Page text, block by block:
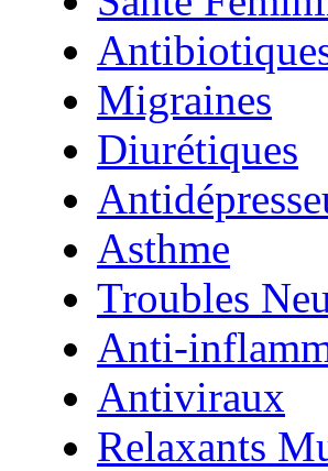
Migraines
Diurétiques
Asthme
Troubles
Anti-
Antiviraux
Relaxants